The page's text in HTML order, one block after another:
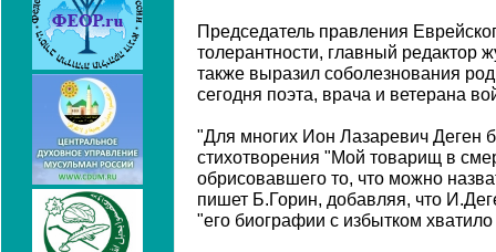
Председатель правления
толерантности, главный редактор
также выразил соболезнования
сегодня поэта, врача и ветерана
"Для многих Ион Лазаревич Деген
стихотворения "Мой товарищ в
обрисовавшего то, что можно
пишет Б.Горин, добавляя, что
"его биографии с избытком